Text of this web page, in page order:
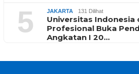
5 JAKARTA 131 Dilihat
Universitas Indonesia
Profesional Buka
Angkatan I 20…